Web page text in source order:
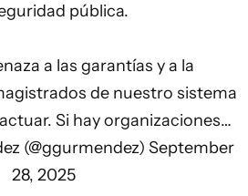
pública.
a las garantías y a la
de nuestro sistema
Si hay organizaciones…
(@ggurmendez) September
28, 2025